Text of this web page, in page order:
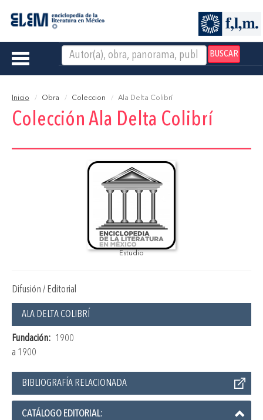
BUSCAR
Toggle
Inicio Obra Coleccion Ala Delta Colibrí
Colección Ala Delta Colibrí
Estudio
Difusión / Editorial
ALA DELTA COLIBRÍ
Fundación: 1900
a 1900
BIBLIOGRAFÍA RELACIONADA
CATÁLOGO EDITORIAL: